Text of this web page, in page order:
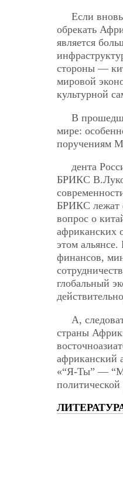
Если
обрекать
является
стороны —
мировой
культурной
В
мире:
поручениям
дента
БРИКС
БРИКС лежат
вопрос о
африканских
этом
финансов,
глобальный
А,
страны
африканский
«“Я-Ты” —